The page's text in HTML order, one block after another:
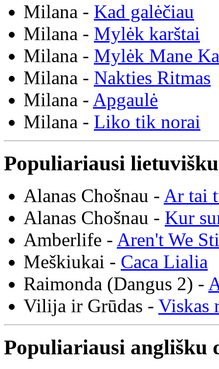
Milana - Kad galėčiau
Milana - Mylėk karštai
Milana - Mylėk Mane
Milana - Nakties Ritmas
Milana - Apgaulė
Milana - Liko tik norai
Populiariausi
Alanas Chošnau - Ar tai
Alanas Chošnau - Kur
Amberlife - Aren't We
Meškiukai - Caca Lialia
Raimonda (Dangus 2) -
Vilija ir Grūdas - Viskas
Populiariausi anglišku